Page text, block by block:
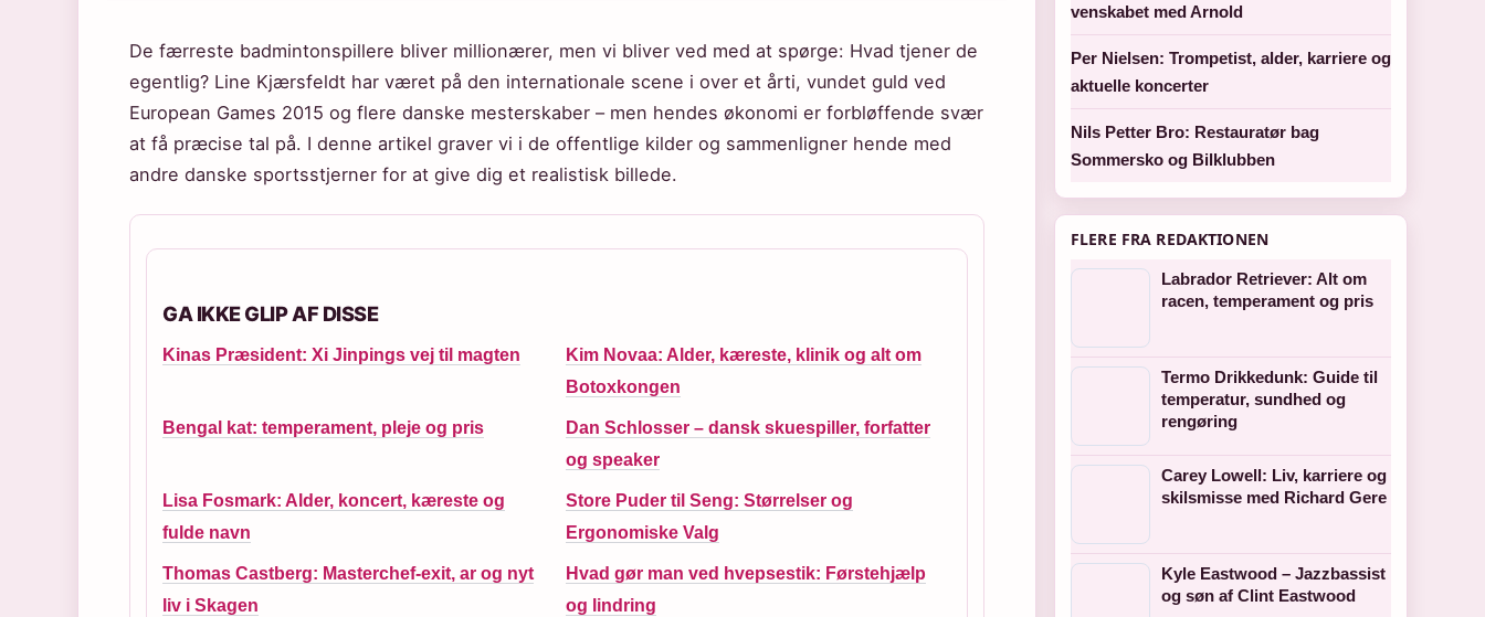
De færreste badmintonspillere bliver millionærer, men vi bliver ved med at spørge: Hvad tjener de
egentlig? Line Kjærsfeldt har været på den internationale scene i over et årti, vundet guld ved
European Games 2015 og flere danske mesterskaber – men hendes økonomi er forbløffende svær
at få præcise tal på. I denne artikel graver vi i de offentlige kilder og sammenligner hende med
andre danske sportsstjerner for at give dig et realistisk billede.
GA IKKE GLIP AF DISSE
Kinas Præsident: Xi Jinpings vej til magten
Kim Novaa: Alder, kæreste, klinik og alt om
Botoxkongen
Bengal kat: temperament, pleje og pris
Dan Schlosser – dansk skuespiller, forfatter
og speaker
Lisa Fosmark: Alder, koncert, kæreste og
fulde navn
Store Puder til Seng: Størrelser og
Ergonomiske Valg
Thomas Castberg: Masterchef-exit, ar og nyt
liv i Skagen
Hvad gør man ved hvepsestik: Førstehjælp
og lindring
venskabet med Arnold
Per Nielsen: Trompetist, alder, karriere og
aktuelle koncerter
Nils Petter Bro: Restauratør bag
Sommersko og Bilklubben
FLERE FRA REDAKTIONEN
Labrador Retriever: Alt om
racen, temperament og pris
Termo Drikkedunk: Guide til
temperatur, sundhed og
rengøring
Carey Lowell: Liv, karriere og
skilsmisse med Richard Gere
Kyle Eastwood – Jazzbassist
og søn af Clint Eastwood